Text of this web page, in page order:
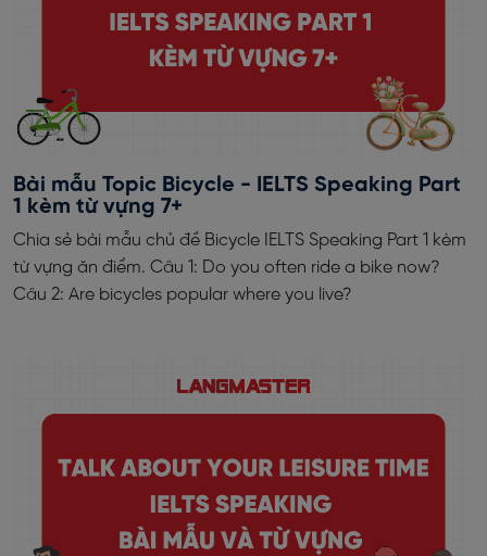
Bài mẫu Topic Bicycle - IELTS Speaking Part
1 kèm từ vựng 7+
Chia sẻ bài mẫu chủ đề Bicycle IELTS Speaking Part 1 kèm
từ vựng ăn điểm. Câu 1: Do you often ride a bike now?
Câu 2: Are bicycles popular where you live?